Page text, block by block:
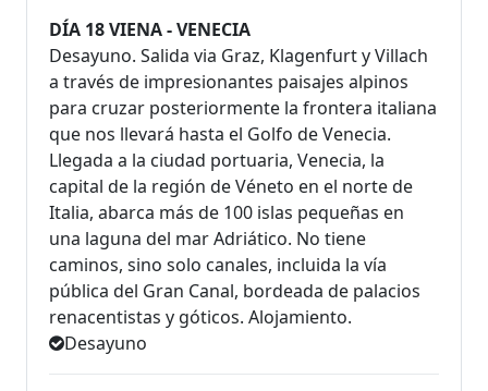
DÍA 18 VIENA - VENECIA
Desayuno. Salida via Graz, Klagenfurt y Villach
a través de impresionantes paisajes alpinos
para cruzar posteriormente la frontera italiana
que nos llevará hasta el Golfo de Venecia.
Llegada a la ciudad portuaria, Venecia, la
capital de la región de Véneto en el norte de
Italia, abarca más de 100 islas pequeñas en
una laguna del mar Adriático. No tiene
caminos, sino solo canales, incluida la vía
pública del Gran Canal, bordeada de palacios
renacentistas y góticos. Alojamiento.
Desayuno